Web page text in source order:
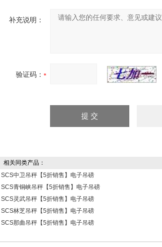
补充说明：
验证码：
相关同类产品：
SCS中卫吊秤【5折销售】电子吊磅
SCS青铜峡吊秤【5折销售】电子吊磅
SCS灵武吊秤【5折销售】电子吊磅
SCS林芝吊秤【5折销售】电子吊磅
SCS那曲吊秤【5折销售】电子吊磅